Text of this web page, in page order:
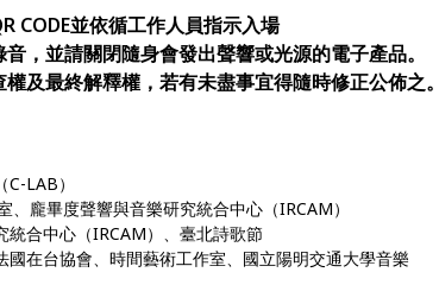
CODE並依循工作人員指示入場
，並請關閉隨身會發出聲響或光源的電子產品。
及最終解釋權，若有未盡事宜得隨時修正公佈之。
LAB）
龐畢度聲響與音樂研究統合中心（IRCAM）
合中心（IRCAM）、臺北詩歌節
法國在台協會、時間藝術工作室、國立陽明交通